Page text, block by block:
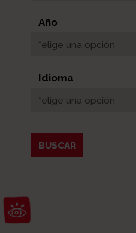
Abrir barra de herramientas
Año
*elige una opción
Idioma
*elige una opción